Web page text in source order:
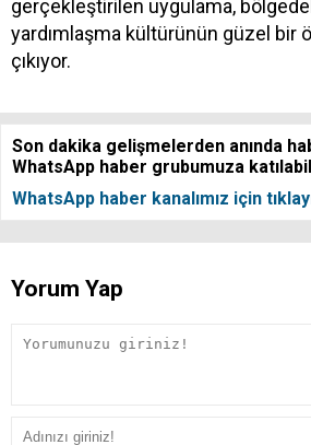
gerçekleştirilen uygulama,
yardımlaşma kültürünün güzel bir
çıkıyor.
Son dakika gelişmelerden anında
WhatsApp haber grubumuza
WhatsApp haber kanalımız için
Yorum Yap